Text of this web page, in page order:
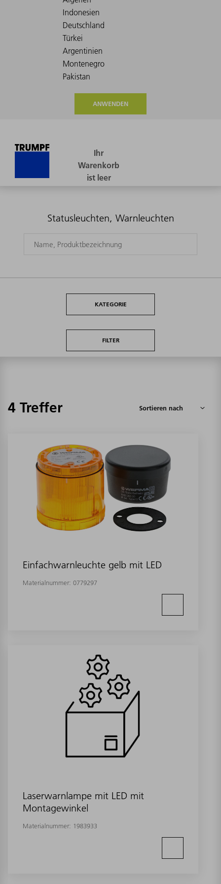
ANWENDEN
Statusleuchten, Warnleuchten
KATEGORIE
FILTER
4 Treffer
Einfachwarnleuchte gelb mit LED
Materialnummer: 0779297
Laserwarnlampe mit LED mit
Montagewinkel
Materialnummer: 1983933